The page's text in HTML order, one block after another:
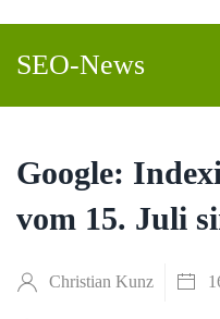
SEO-News
Google:
vom 15. Juli
Christian Kunz